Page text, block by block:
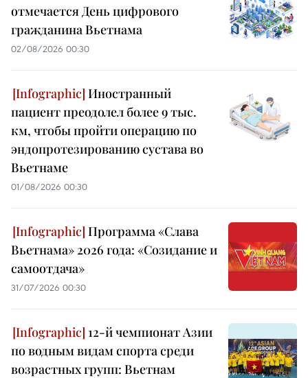
отмечается День цифрового
гражданина Вьетнама
02/08/2026 00:30
Иностранный
пациент преодолел более 9 тыс.
км, чтобы пройти операцию по
эндопротезированию сустава во
Вьетнаме
01/08/2026 00:30
Программа «Слава
Вьетнама» 2026 года: «Созидание и
самоотдача»
31/07/2026 00:30
12-й чемпионат Азии
по водным видам спорта среди
возрастных групп: Вьетнам